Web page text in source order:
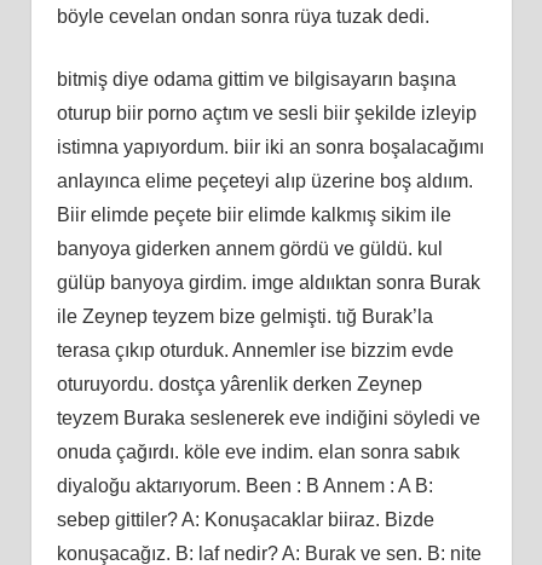
böyle cevelan ondan sonra rüya tuzak dedi.
bitmiş diye odama gittim ve bilgisayarın başına
oturup biir porno açtım ve sesli biir şekilde izleyip
istimna yapıyordum. biir iki an sonra boşalacağımı
anlayınca elime peçeteyi alıp üzerine boş aldıım.
Biir elimde peçete biir elimde kalkmış sikim ile
banyoya giderken annem gördü ve güldü. kul
gülüp banyoya girdim. imge aldııktan sonra Burak
ile Zeynep teyzem bize gelmişti. tığ Burak’la
terasa çıkıp oturduk. Annemler ise bizzim evde
oturuyordu. dostça yârenlik derken Zeynep
teyzem Buraka seslenerek eve indiğini söyledi ve
onuda çağırdı. köle eve indim. elan sonra sabık
diyaloğu aktarıyorum. Been : B Annem : A B:
sebep gittiler? A: Konuşacaklar biiraz. Bizde
konuşacağız. B: laf nedir? A: Burak ve sen. B: nite